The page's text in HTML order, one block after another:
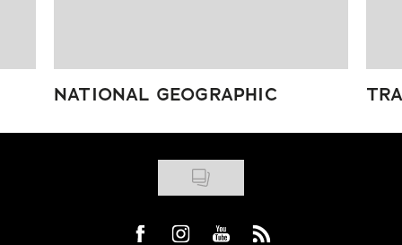
NATIONAL GEOGRAPHIC
Visit us on Facebook
Visit us on Instagram
Visit us on Youtube
Visit us on Rss